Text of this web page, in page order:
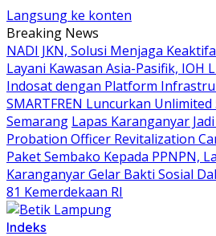
Langsung ke konten
Breaking News
NADI JKN, Solusi Menjaga
Layani Kawasan Asia-Pasifik, IOH
Indosat dengan Platform
SMARTFREN Luncurkan
Semarang Lapas Karanganyar
Probation Officer Revitalization
Paket Sembako Kepada PPNPN,
Karanganyar Gelar Bakti Sosial
81 Kemerdekaan RI
Indeks